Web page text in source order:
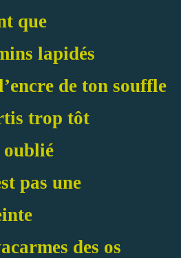
que
lapidés
de ton souffle
trop tôt
pas une
des os